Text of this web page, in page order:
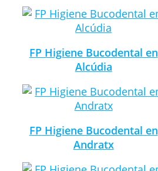
FP Higiene Bucodental en
Alcúdia
FP Higiene Bucodental en
Andratx